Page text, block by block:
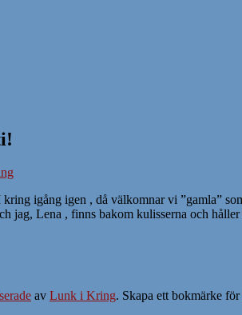
igång igen , då välkomnar vi ”gamla”
jag, Lena , finns bakom kulisserna och
av Lunk i Kring. Skapa ett bokmärke för